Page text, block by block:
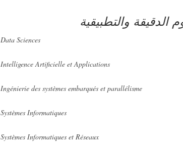
الدقيقة والتطبيقية
Data Sciences
Intelligence Artificielle et Applications
Ingénierie des systèmes embarqués et parallélisme
Systèmes Informatiques
Systèmes Informatiques et Réseaux